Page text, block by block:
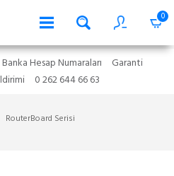
0
Banka Hesap Numaraları
Garanti
0 262 644 66 63
RouterBoard Serisi